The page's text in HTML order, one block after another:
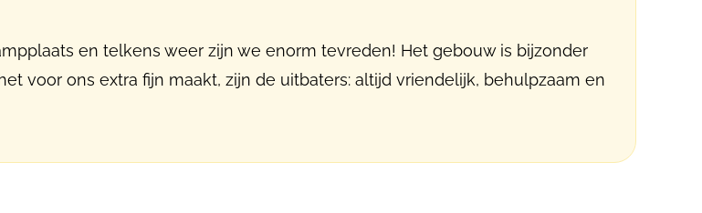
en telkens weer zijn we enorm tevreden! Het gebouw is bijzonder
voor ons extra fijn maakt, zijn de uitbaters: altijd vriendelijk, behulpzaam en